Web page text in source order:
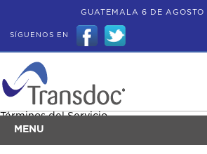
GUATEMALA 6 DE
SÍGUENOS EN
MENU
Términos del Servicio